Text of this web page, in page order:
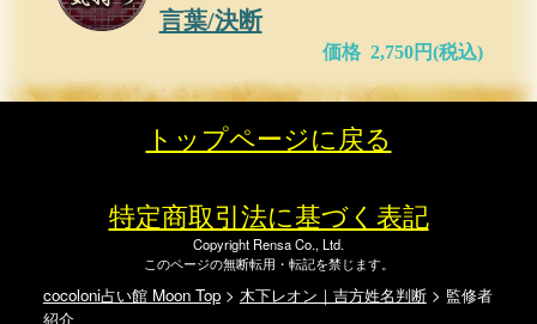
言葉/決断
価格 2,750円(税込)
トップページに戻る
特定商取引法に基づく表記
Copyright Rensa Co., Ltd.
このページの無断転用・転記を禁じます。
cocoloni占い館 Moon Top> 木下レオン｜吉方姓名判断> 監修者
紹介